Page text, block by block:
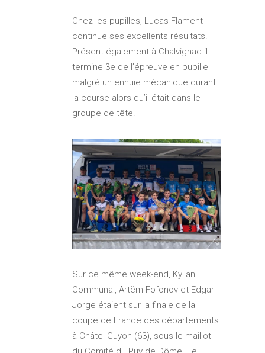
Chez les pupilles, Lucas Flament
continue ses excellents résultats.
Présent également à Chalvignac il
termine 3e de l’épreuve en pupille
malgré un ennuie mécanique durant
la course alors qu’il était dans le
groupe de tête.
Sur ce même week-end, Kylian
Communal, Artëm Fofonov et Edgar
Jorge étaient sur la finale de la
coupe de France des départements
à Châtel-Guyon (63), sous le maillot